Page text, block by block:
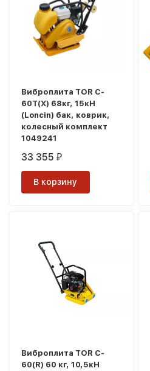
Виброплита TOR C-
60Т(X) 68кг, 15кН
(Loncin) бак, коврик,
колесный комплект
1049241
33 355₽
В корзину
Виброплита TOR C-
60(R) 60 кг, 10,5кН